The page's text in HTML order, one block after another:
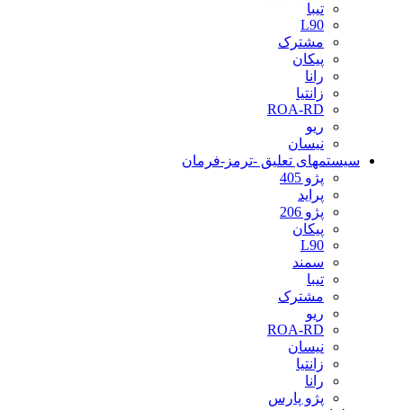
تیبا
L90
مشترک
پیکان
رانا
زانتیا
ROA-RD
ریو
نیسان
سیستمهای تعلیق -ترمز-فرمان
پژو 405
پراید
پژو 206
پیکان
L90
سمند
تیبا
مشترک
ریو
ROA-RD
نیسان
زانتیا
رانا
پژو پارس